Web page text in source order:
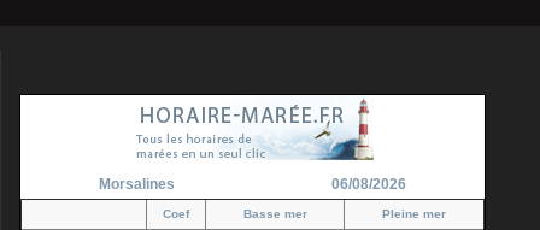
Morsalines 06/08/2026
Coef Basse mer Pleine mer